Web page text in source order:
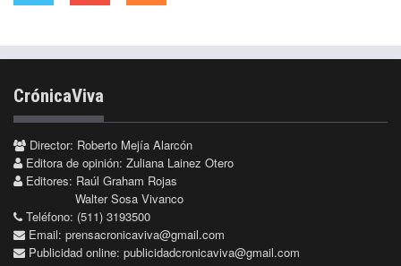
CrónicaViva
Director: Roberto Mejía Alarcón
Editora de opinión: Zuliana Lainez Otero
Editores: Raúl Graham Rojas
Walter Sosa Vivanco
Teléfono: (511) 3193500
Email: prensacronicaviva@gmail.com
Publicidad online: publicidadcronicaviva@gmail.com